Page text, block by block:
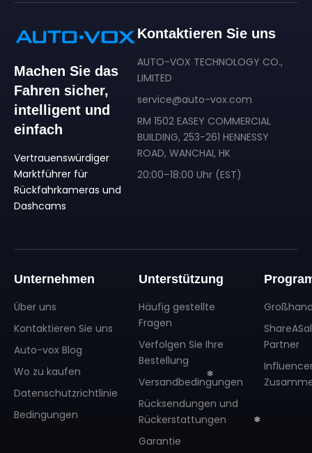
Machen Sie das
Fahren sicher,
intelligent und
einfach
Vertrauenswürdiger
Marktführer für
Rückfahrkameras und
Dashcams
Kontaktieren Sie uns
AUTO-VOX TECHNOLOGY CO.,
LIMITED
service@auto-vox.com
RM 1502 EASEY COMMERCIAL
BUILDING, 253-261 HENNESSY
ROAD, WANCHAI, HK
20:00–18:00 Uhr (EST)
Unternehmen
Über uns
Kontaktieren Sie uns
Auto-vox Blog
Wo zu kaufen
Datenschutzrichtlinie
Bedingungen
Unterstützung
Häufig gestellte
Fragen
Verfolgen Sie Ihre
Bestellung
Versandbedingungen
Rücksendungen und
Rückerstattungen
Garantie
Partner
❄